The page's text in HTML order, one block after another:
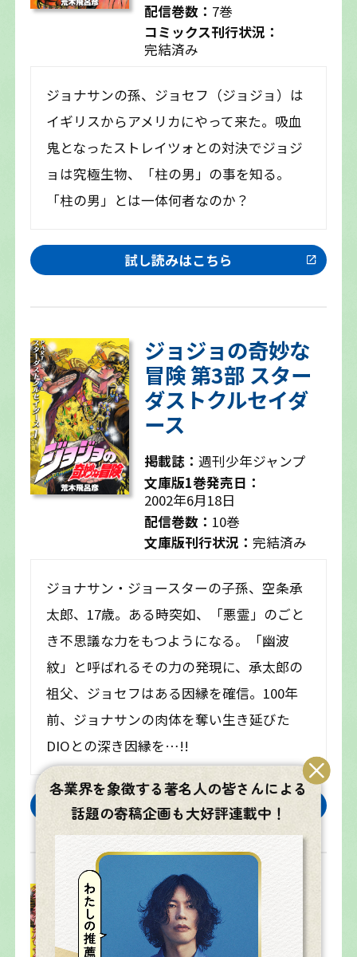
各業界を象徴する著名人の皆さんによる
話題の寄稿企画も大好評連載中！
配信巻数： 7巻
コミックス刊行状況：
完結済み
ジョナサンの孫、ジョセフ（ジョジョ）は
イギリスからアメリカにやって来た。吸血
鬼となったストレイツォとの対決でジョジ
ョは究極生物、「柱の男」の事を知る。
「柱の男」とは一体何者なのか？
試し読みはこちら
ジョジョの奇妙な
冒険 第3部 スター
ダストクルセイダ
ース
掲載誌： 週刊少年ジャンプ
文庫版1巻発売日：
2002年6月18日
配信巻数： 10巻
文庫版刊行状況： 完結済み
ジョナサン・ジョースターの子孫、空条承
太郎、17歳。ある時突如、「悪霊」のごと
き不思議な力をもつようになる。「幽波
紋」と呼ばれるその力の発現に、承太郎の
祖父、ジョセフはある因縁を確信。100年
前、ジョナサンの肉体を奪い生き延びた
DIOとの深き因縁を…!!
試し読みはこちら
ジョジョの奇妙な
冒険 第3部 スター
ダストクルセイダ